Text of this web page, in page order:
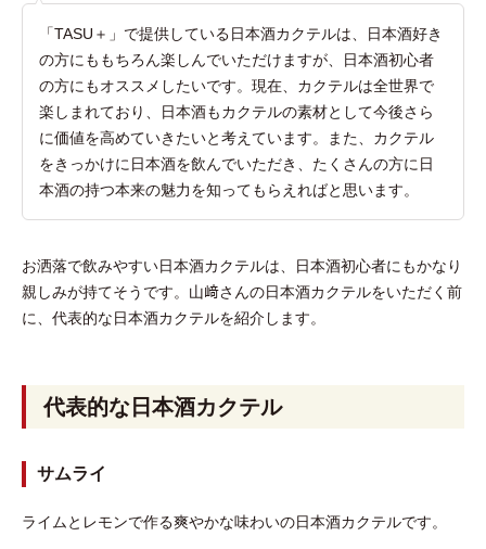
「TASU＋」で提供している日本酒カクテルは、日本酒好き
の方にももちろん楽しんでいただけますが、日本酒初心者
の方にもオススメしたいです。現在、カクテルは全世界で
楽しまれており、日本酒もカクテルの素材として今後さら
に価値を高めていきたいと考えています。また、カクテル
をきっかけに日本酒を飲んでいただき、たくさんの方に日
本酒の持つ本来の魅力を知ってもらえればと思います。
お洒落で飲みやすい日本酒カクテルは、日本酒初心者にもかなり
親しみが持てそうです。山﨑さんの日本酒カクテルをいただく前
に、代表的な日本酒カクテルを紹介します。
代表的な日本酒カクテル
サムライ
ライムとレモンで作る爽やかな味わいの日本酒カクテルです。